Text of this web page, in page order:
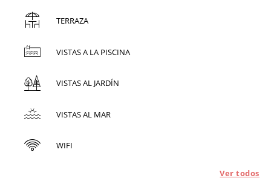
TERRAZA
VISTAS A LA PISCINA
VISTAS AL JARDÍN
VISTAS AL MAR
WIFI
Ver todos